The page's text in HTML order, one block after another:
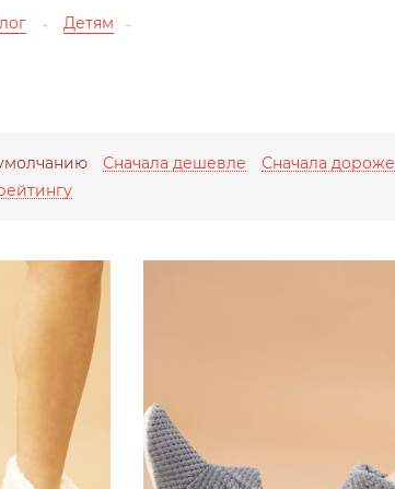
→ Детям →
Сначала дешевле Сначала дороже